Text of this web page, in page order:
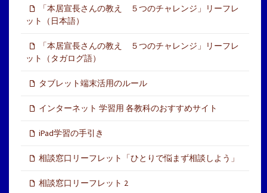
「本居宣長さんの教え ５つのチャレンジ」リーフレ
ット（日本語）
「本居宣長さんの教え ５つのチャレンジ」リーフレ
ット（タガログ語）
タブレット端末活用のルール
インターネット 学習用 各教科のおすすめサイト
iPad学習の手引き
相談窓口リーフレット「ひとりで悩まず相談しよう」
相談窓口リーフレット 2